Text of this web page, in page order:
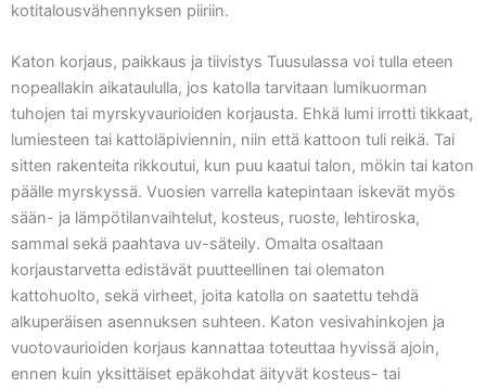
kotitalousvähennyksen piiriin.
Katon korjaus, paikkaus ja tiivistys Tuusulassa voi tulla eteen
nopeallakin aikataululla, jos katolla tarvitaan lumikuorman
tuhojen tai myrskyvaurioiden korjausta. Ehkä lumi irrotti tikkaat,
lumiesteen tai kattoläpiviennin, niin että kattoon tuli reikä. Tai
sitten rakenteita rikkoutui, kun puu kaatui talon, mökin tai katon
päälle myrskyssä. Vuosien varrella katepintaan iskevät myös
sään- ja lämpötilanvaihtelut, kosteus, ruoste, lehtiroska,
sammal sekä paahtava uv-säteily. Omalta osaltaan
korjaustarvetta edistävät puutteellinen tai olematon
kattohuolto, sekä virheet, joita katolla on saatettu tehdä
alkuperäisen asennuksen suhteen. Katon vesivahinkojen ja
vuotovaurioiden korjaus kannattaa toteuttaa hyvissä ajoin,
ennen kuin yksittäiset epäkohdat äityvät kosteus- tai